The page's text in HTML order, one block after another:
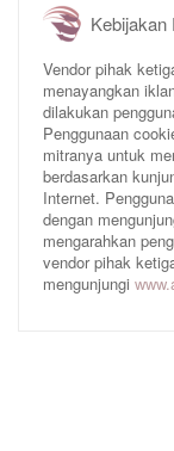
Kebijakan
Vendor pihak
menayangkan
dilakukan
Penggunaan
mitranya untuk
berdasarkan
Internet.
dengan
mengarahkan
vendor pihak
mengunjungi